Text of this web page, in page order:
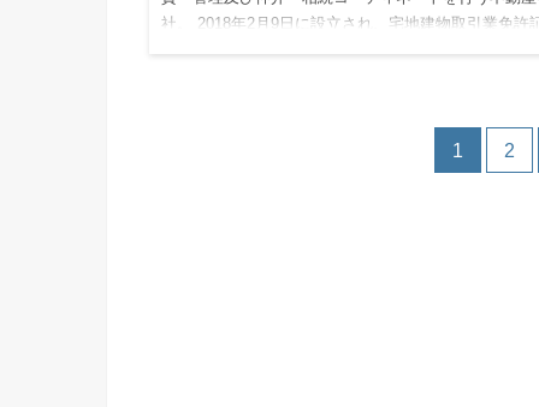
社。 2018年2月9日に設立され、宅地建物取引業免許
1 2